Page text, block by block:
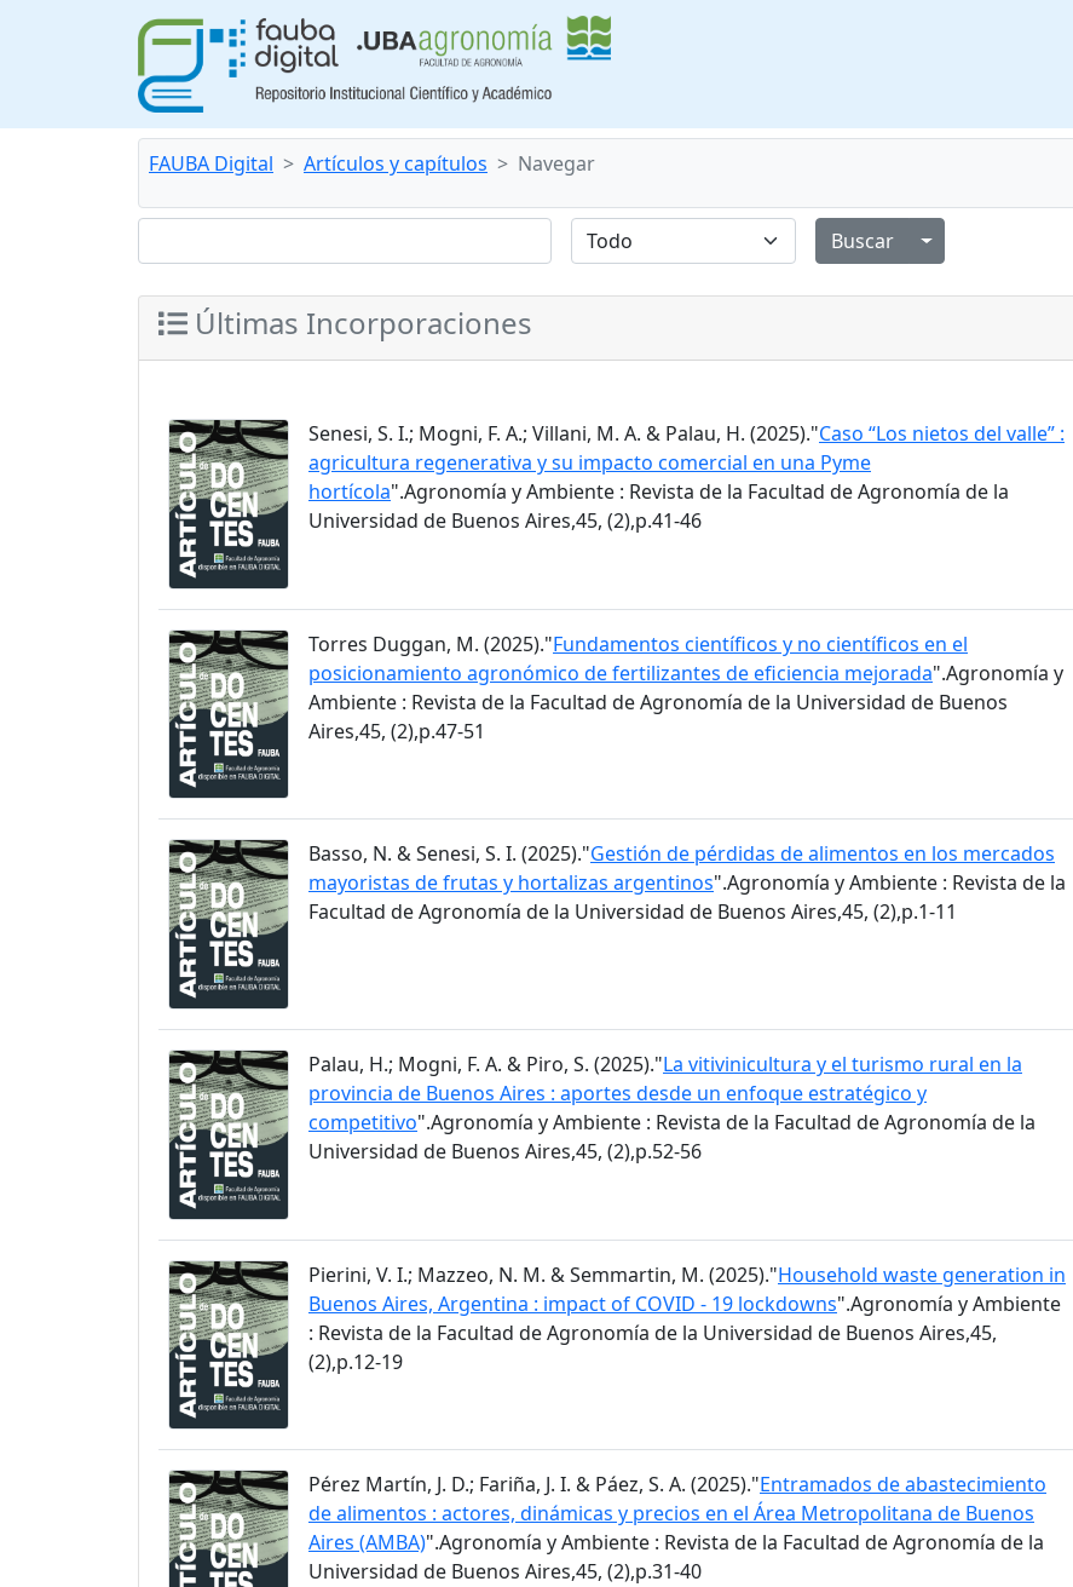
FAUBA Digital Artículos y capítulos Navegar
Alternar menú
Últimas Incorporaciones
Senesi, S. I.; Mogni, F. A.; Villani, M. A. & Palau, H. (2025)."Caso “Los nietos del valle” :
agricultura regenerativa y su impacto comercial en una Pyme
hortícola".Agronomía y Ambiente : Revista de la Facultad de Agronomía de la
Universidad de Buenos Aires,45, (2),p.41-46
Torres Duggan, M. (2025)."Fundamentos científicos y no científicos en el
posicionamiento agronómico de fertilizantes de eficiencia mejorada".Agronomía y
Ambiente : Revista de la Facultad de Agronomía de la Universidad de Buenos
Aires,45, (2),p.47-51
Basso, N. & Senesi, S. I. (2025)."Gestión de pérdidas de alimentos en los mercados
mayoristas de frutas y hortalizas argentinos".Agronomía y Ambiente : Revista de la
Facultad de Agronomía de la Universidad de Buenos Aires,45, (2),p.1-11
Palau, H.; Mogni, F. A. & Piro, S. (2025)."La vitivinicultura y el turismo rural en la
provincia de Buenos Aires : aportes desde un enfoque estratégico y
competitivo".Agronomía y Ambiente : Revista de la Facultad de Agronomía de la
Universidad de Buenos Aires,45, (2),p.52-56
Pierini, V. I.; Mazzeo, N. M. & Semmartin, M. (2025)."Household waste generation in
Buenos Aires, Argentina : impact of COVID - 19 lockdowns".Agronomía y Ambiente
: Revista de la Facultad de Agronomía de la Universidad de Buenos Aires,45,
(2),p.12-19
Pérez Martín, J. D.; Fariña, J. I. & Páez, S. A. (2025)."Entramados de abastecimiento
de alimentos : actores, dinámicas y precios en el Área Metropolitana de Buenos
Aires (AMBA)".Agronomía y Ambiente : Revista de la Facultad de Agronomía de la
Universidad de Buenos Aires,45, (2),p.31-40